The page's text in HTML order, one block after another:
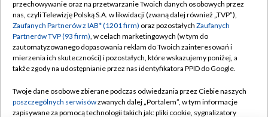
Abonament TVP
Emisja w TVP
Centrum informacji TVP
Naziemna Telewizja Cyfrowa
Rada Programowa
Regulamin TVP
Polityka prywatności
Moje zgody
Pomoc
Kontakt
przechowywanie oraz na przetwarzanie Twoich danych osobowych przez
nas, czyli Telewizję Polską S.A. w likwidacji (zwaną dalej również „TVP”),
Zaufanych Partnerów z IAB* (1201 firm) oraz pozostałych Zaufanych
Partnerów TVP (93 firm), w celach marketingowych (w tym do
zautomatyzowanego dopasowania reklam do Twoich zainteresowań i
mierzenia ich skuteczności) i pozostałych, które wskazujemy poniżej, a
także zgody na udostępnianie przez nas identyfikatora PPID do Google.
Twoje dane osobowe zbierane podczas odwiedzania przez Ciebie naszych
poszczególnych serwisówzwanych dalej „Portalem”, w tym informacje
zapisywane za pomocą technologii takich jak: pliki cookie, sygnalizatory